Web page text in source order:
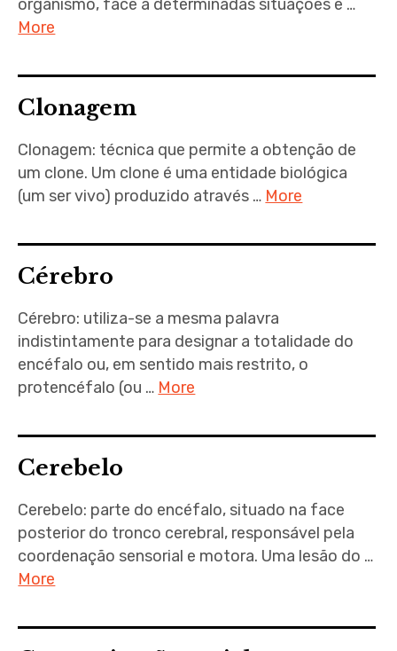
organismo, face a determinadas situações e …
More
Clonagem
Clonagem: técnica que permite a obtenção de
um clone. Um clone é uma entidade biológica
(um ser vivo) produzido através … More
Cérebro
Cérebro: utiliza-se a mesma palavra
indistintamente para designar a totalidade do
encéfalo ou, em sentido mais restrito, o
protencéfalo (ou … More
Cerebelo
Cerebelo: parte do encéfalo, situado na face
posterior do tronco cerebral, responsável pela
coordenação sensorial e motora. Uma lesão do …
More